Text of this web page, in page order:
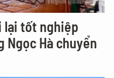
lại tốt nghiệp
Ngọc Hà chuyển